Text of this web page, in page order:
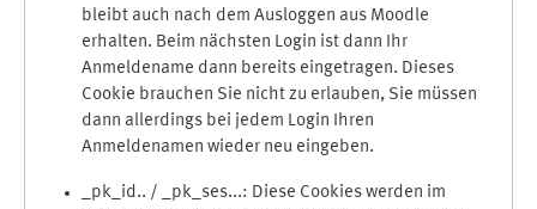
bleibt auch nach dem Ausloggen aus Moodle
erhalten. Beim nächsten Login ist dann Ihr
Anmeldename dann bereits eingetragen. Dieses
Cookie brauchen Sie nicht zu erlauben, Sie müssen
dann allerdings bei jedem Login Ihren
Anmeldenamen wieder neu eingeben.
_pk_id.. / _pk_ses...: Diese Cookies werden im